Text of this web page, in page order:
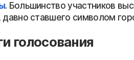
. Большинство участников
давно ставшего символом
голосования